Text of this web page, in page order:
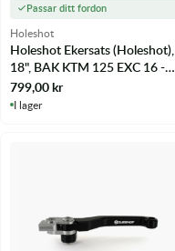
Passar ditt fordon
Holeshot
Holeshot Ekersats (Holeshot),
18", BAK KTM 125 EXC 16 -
m.fl.
799,00kr
I lager